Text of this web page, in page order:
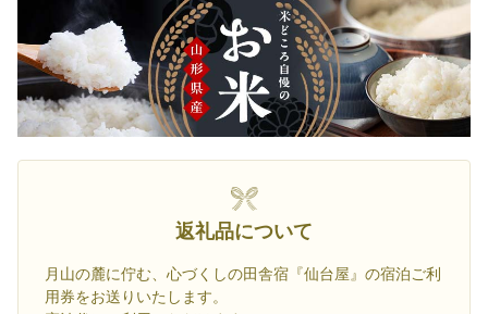
返礼品について
月山の麓に佇む、心づくしの田舎宿『仙台屋』の宿泊ご利
用券をお送りいたします。